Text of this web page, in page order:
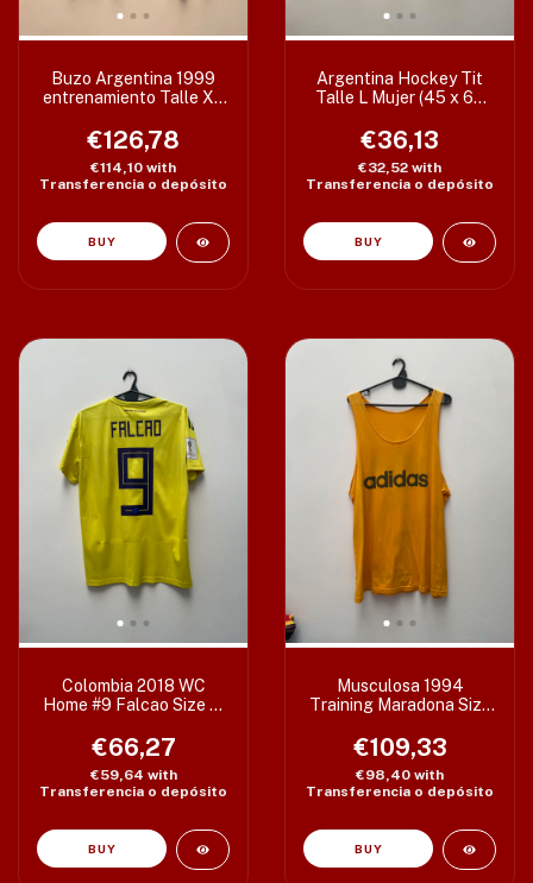
Buzo Argentina 1999
entrenamiento Talle XL
€126,78
€114,10 with
Transferencia o depósito
Argentina Hockey Tit
Talle L Mujer (45 x 63
€36,13
€32,52 with
Transferencia o depósito
Colombia 2018 WC
Home #9 Falcao Size M
€66,27
€59,64 with
Transferencia o depósito
Musculosa 1994
Training Maradona Size
€109,33
€98,40 with
Transferencia o depósito